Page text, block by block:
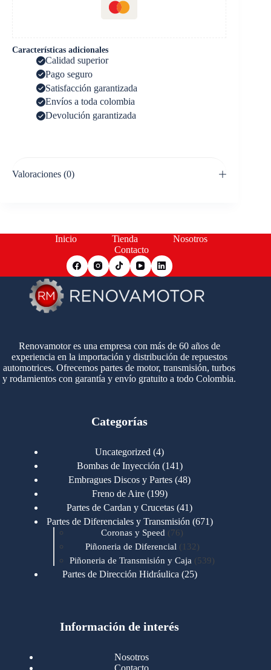
Características adicionales
Calidad superior
Pago seguro
Satisfacción garantizada
Envíos a toda colombia
Devolución garantizada
Valoraciones (0)
Inicio Tienda
Nosotros
Contacto
Renovamotor es una empresa con más de 60 años de
experiencia en la importación y distribución de repuestos
automotrices. Ofrecemos partes de motor, transmisión, turbos
y rodamientos con garantía y envío gratuito a todo Colombia.
Categorías
Uncategorized 44
productos
Bombas de Inyección 141141
productos
Embragues Discos y Partes 4848
Freno de Aire 199199
productos
Partes de Cardan y Crucetas 4141
productos
Partes de Diferenciales y Transmisión 671671
Coronas y Speed 7676
productos
Piñoneria de Diferencial 132 132
productos
Piñoneria de Transmisión y Caja 539539
Partes de Dirección Hidráulica 2525
Motores Cummins 723
Cummins B/C 855
Información de interés
Nosotros
Contacto